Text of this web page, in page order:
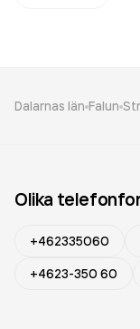
Dalarnas län Falun
Olika
+462335060
+4623-350 60